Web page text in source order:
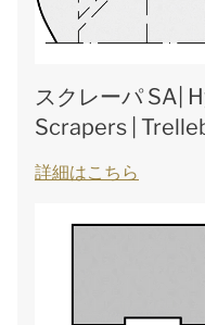
スクレーパ SA|
Scrapers |
詳細はこちら